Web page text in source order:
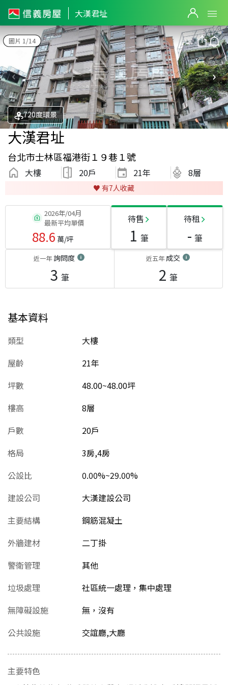
大漢君址
圖片 1/14
720度環景
大漢君址
台北市士林區福港街１９巷１號
大樓 20戶 21年 8層
♥️ 有7人收藏
2026年/04月
最新平均單價
88.6 萬/坪
待售
1 筆
待租
- 筆
近一年詢問度
3 筆
近五年成交
2 筆
基本資料
類型
大樓
屋齡
21年
坪數
48.00~48.00坪
樓高
8層
戶數
20戶
格局
3房,4房
公設比
0.00%~29.00%
建設公司
大漢建設公司
主要結構
鋼筋混凝土
外牆建材
二丁掛
警衛管理
其他
垃圾處理
社區統一處理，集中處理
無障礙設施
無，沒有
公共設施
交誼廳,大廳
主要特色